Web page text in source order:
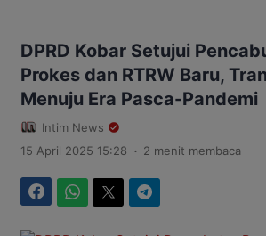
DPRD Kobar Setujui
Prokes dan RTRW Baru,
Menuju Era Pasca-Pandemi
Intim News
15 April 2025 15:28 . 2 menit membaca